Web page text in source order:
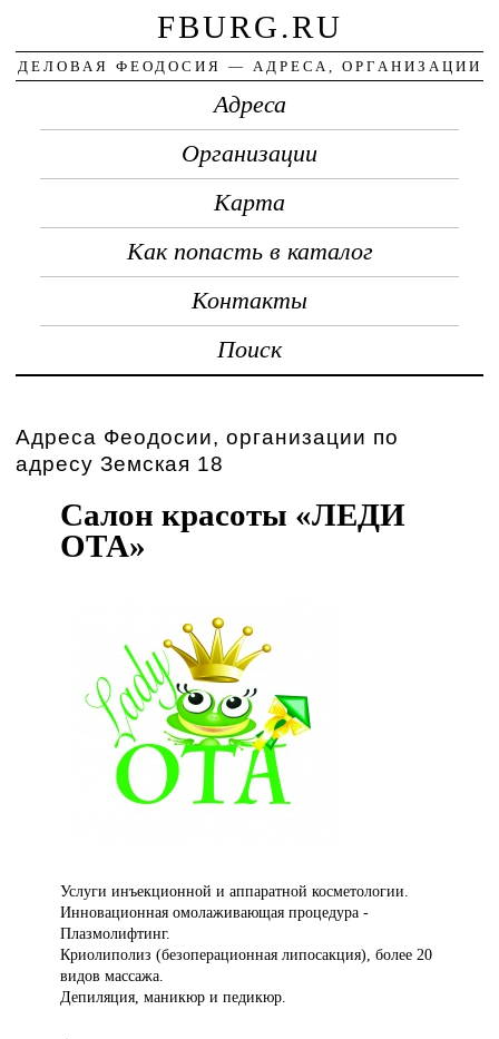
FBURG.RU
ДЕЛОВАЯ ФЕОДОСИЯ — АДРЕСА, ОРГАНИЗАЦИИ
Адреса
Организации
Карта
Как попасть в каталог
Контакты
Поиск
Адреса Феодосии, организации по
адресу Земская 18
Салон красоты «ЛЕДИ
ОТА»
Услуги инъекционнойи аппаратной косметологии.
Инновационная омолаживающая процедура -
Плазмолифтинг.
Криолиполиз (безоперационная липосакция), более 20
видов массажа.
Депиляция, маникюр и педикюр.